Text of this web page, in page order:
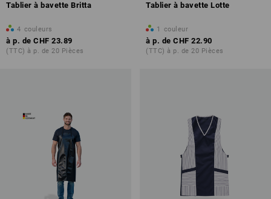
Tablier à bavette Britta
4 couleurs
à p. de CHF 23.89
(TTC) à p. de 20 Pièces
Tablier à bavette Lotte
1 couleur
à p. de CHF 22.90
(TTC) à p. de 20 Pièces